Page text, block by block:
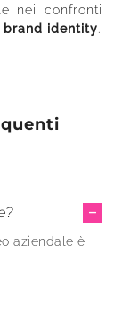
nei confronti
brand identity.
aziendale è